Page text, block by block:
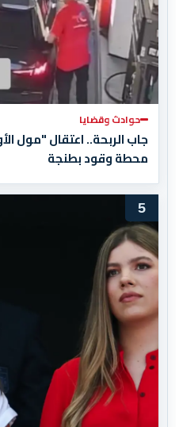
حوادث وقضايا
جاب الربحة.. اعتقال "مول
محطة وقود بطنجة
5